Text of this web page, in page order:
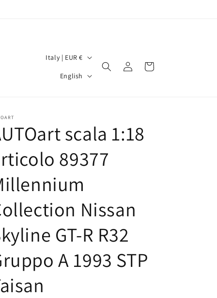
C
r
y
/
e
g
i
o
Italy | EUR €
u
g
e
English
Log
in
Cart
scala 1:18
89377
Nissan
GT-R R32
A 1993 STP